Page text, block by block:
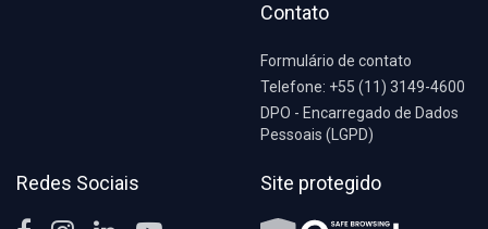
Contato
Formulário de contato
Telefone: +55 (11) 3149-4600
DPO - Encarregado de Dados
Pessoais (LGPD)
Redes Sociais Site protegido